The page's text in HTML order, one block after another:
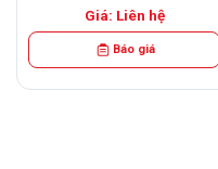
Giá: Liên hệ
Báo giá